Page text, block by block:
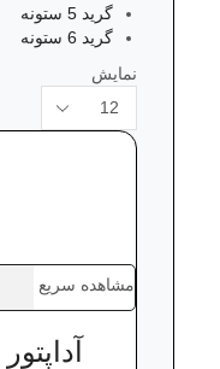
گرید 5 ستونه
گرید 6 ستونه
نمایش
محصولات
هر
مشاهده سریع
آداپتور 12 ولت 5‌ آمپر مدل ADP-90FB